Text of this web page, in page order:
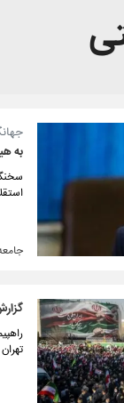
به